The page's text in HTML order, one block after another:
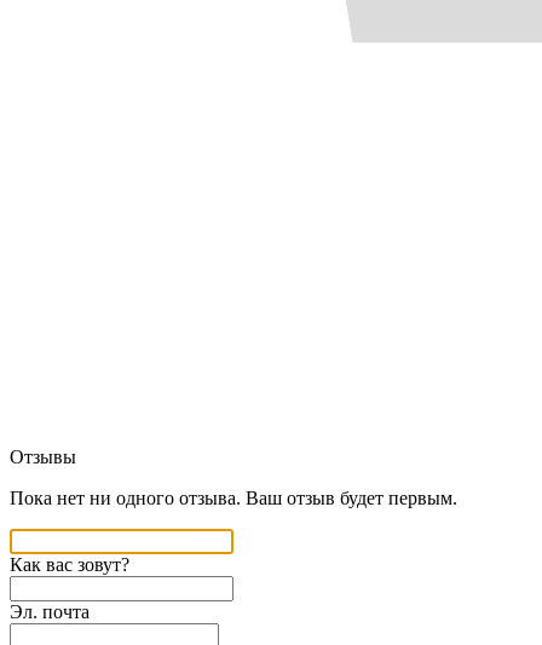
Отзывы
Пока нет ни одного отзыва. Ваш отзыв будет первым.
Как вас зовут?
Эл. почта